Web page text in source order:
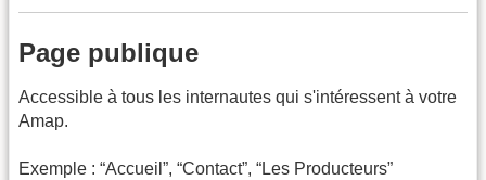
Page publique
Accessible à tous les internautes qui s'intéressent à votre
Amap.
Exemple : “Accueil”, “Contact”, “Les Producteurs”